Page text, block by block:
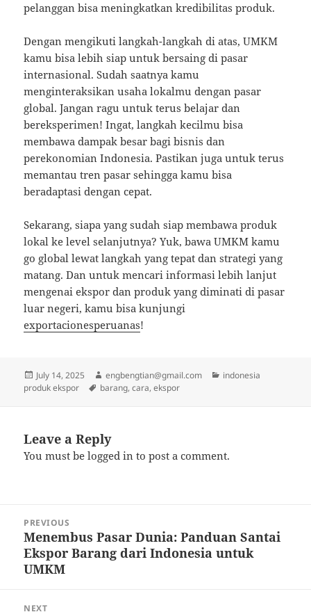
pelanggan bisa meningkatkan kredibilitas produk.
Dengan mengikuti langkah-langkah di atas, UMKM
kamu bisa lebih siap untuk bersaing di pasar
internasional. Sudah saatnya kamu
menginteraksikan usaha lokalmu dengan pasar
global. Jangan ragu untuk terus belajar dan
bereksperimen! Ingat, langkah kecilmu bisa
membawa dampak besar bagi bisnis dan
perekonomian Indonesia. Pastikan juga untuk terus
memantau tren pasar sehingga kamu bisa
beradaptasi dengan cepat.
Sekarang, siapa yang sudah siap membawa produk
lokal ke level selanjutnya? Yuk, bawa UMKM kamu
go global lewat langkah yang tepat dan strategi yang
matang. Dan untuk mencari informasi lebih lanjut
mengenai ekspor dan produk yang diminati di pasar
luar negeri, kamu bisa kunjungi
exportacionesperuanas!
Posted
on
July 14, 2025 Author
engbengtian@gmail.com Categories
indonesia
produk ekspor
Tags
barang,cara,ekspor
Leave a Reply
You must belogged in to post a comment.
navigation
PREVIOUS
Previous
post:
Menembus Pasar Dunia: Panduan Santai
Ekspor Barang dari Indonesia untuk
UMKM
NEXT